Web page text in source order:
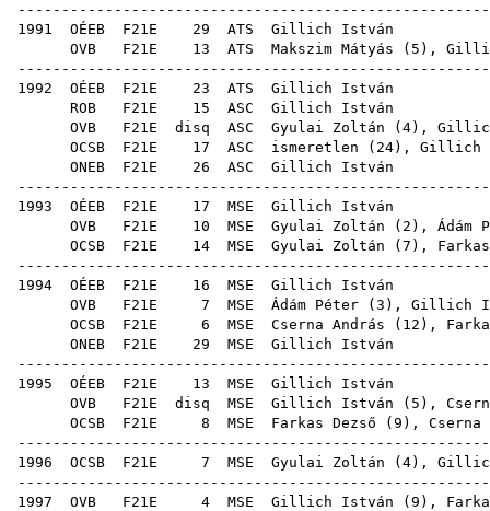
1991 OÉEB F21E 29 ATS
OVB F21E 13 ATS Makszim Mátyás ( 5 ),
1992 OÉEB F21E 23 ATS
ROB F21E 15 ASC
OVB F21E disq ASC Gyulai Zoltán ( 4),
OCSB F21E 17 ASC ismeretlen ( 24), Gillich
ONEB F21E 26 ASC
1993 OÉEB F21E 17 MSE
OVB F21E 10 MSE Gyulai Zoltán ( 2 ), Ádám
OCSB F21E 14 MSE Gyulai Zoltán ( 7 ),
1994 OÉEB F21E 16 MSE
OVB F21E 7 MSE Ádám Péter ( 3 ), Gillich
OCSB F21E 6 MSE Cserna András ( 12 ),
ONEB F21E 29 MSE
1995 OÉEB F21E 13 MSE
OVB F21E disq MSE Gillich István ( 5 ),
OCSB F21E 8 MSE Farkas Dezső ( 9 ), Cserna
1996 OCSB F21E 7 MSE Gyulai Zoltán ( 4),
1997 OVB F21E 4 MSE Gillich István ( 9 ),